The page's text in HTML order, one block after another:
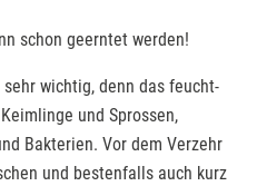
schon geerntet werden!
wichtig, denn das feucht-
und Sprossen,
Bakterien. Vor dem Verzehr
und bestenfalls auch kurz